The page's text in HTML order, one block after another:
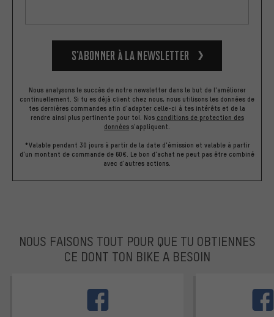
S’abonner à la newsletter
Nous analysons le succès de notre newsletter dans le but de l'améliorer
continuellement. Si tu es déjà client chez nous, nous utilisons les données de
tes dernières commandes afin d'adapter celle-ci à tes intérêts et de la
rendre ainsi plus pertinente pour toi. Nos conditions de protection des
données s'appliquent.
*Valable pendant 30 jours à partir de la date d'émission et valable à partir
d'un montant de commande de 60€. Le bon d'achat ne peut pas être combiné
avec d'autres actions.
NOUS FAISONS TOUT POUR QUE TU OBTIENNES
CE DONT TON BIKE A BESOIN